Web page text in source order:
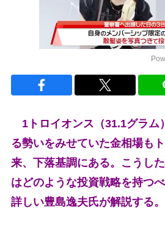
1トロイオンス（31.1グラム
る勢いをみせていた金相場も
来、下落基調にある。こうし
はどのような投資戦略を持つ
詳しい豊島逸夫氏が解説する。